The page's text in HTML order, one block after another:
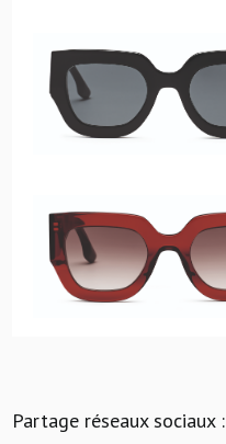
Partage réseaux sociaux :